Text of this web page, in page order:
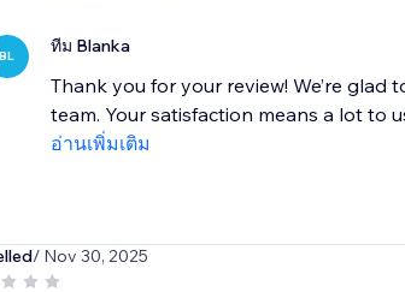
BL ทีม Blanka
Thank you for your review! We’re
team. Your satisfaction means a lot to
อ่านเพิ่มเติม
/ Nov 30, 2025